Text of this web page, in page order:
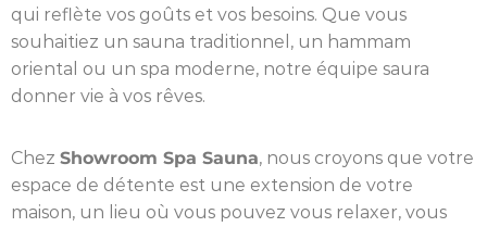
qui reflète vos goûts et vos besoins. Que vous
souhaitiez un sauna traditionnel, un hammam
oriental ou un spa moderne, notre équipe saura
donner vie à vos rêves.
Chez Showroom Spa Sauna, nous croyons que votre
espace de détente est une extension de votre
maison, un lieu où vous pouvez vous relaxer, vous